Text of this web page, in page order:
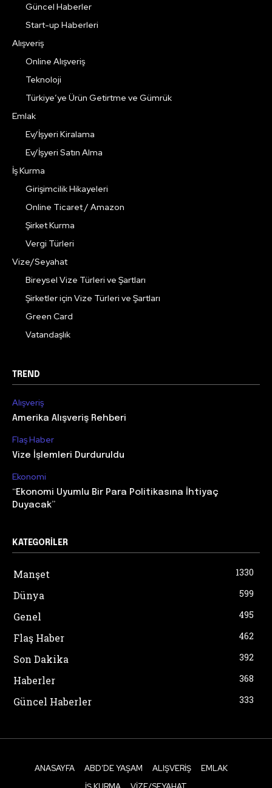
Güncel Haberler
Start-up Haberleri
Alışveriş
Online Alışveriş
Teknoloji
Türkiye’ye Ürün Getirtme ve Gümrük
Emlak
Ev/İşyeri Kiralama
Ev/İşyeri Satın Alma
İş Kurma
Girişimcilik Hikayeleri
Online Ticaret / Amazon
Şirket Kurma
Vergi Türleri
Vize/Seyahat
Bireysel Vize Türleri ve Şartları
Şirketler için Vize Türleri ve Şartları
Green Card
Vatandaşlık
TREND
Alışveriş
Amerika Alışveriş Rehberi
Flaş Haber
Vize İşlemleri Durduruldu
Ekonomi
“Ekonomi Uyumlu Bir Para Politikasına İhtiyaç
Duyacak”
KATEGORILER
Manşet 1330
Dünya 599
Genel 495
Flaş Haber 462
Son Dakika 392
Haberler 368
Güncel Haberler 333
ANASAYFA ABD’DE YAŞAM ALIŞVERIŞ
EMLAK